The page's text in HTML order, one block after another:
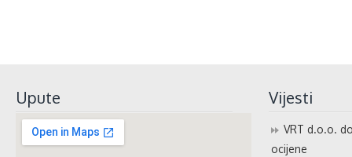
Upute Vijesti
VRT d.o.o.
ocijene